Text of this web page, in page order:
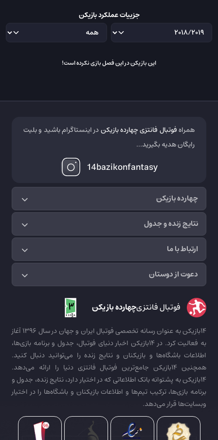
جزییات عملکرد بازیکن
این بازیکن در این فصل بازی نکرده است!
چهارده بازیکن
نتایج زنده و جدول
ارتباط با ما
دعوت از دوستان
همراهفوتبال فانتزی چهارده بازیکندر اینستاگرام باشید و بلیت
رایگان هدیه بگیرید...
14bazikonfantasy
فوتبال فانتزیچهارده بازیکن
14بازیکن به عنوان رسانه تخصصی فوتبال ایران و جهان در سال 1396 آغاز
به فعالیت کرد. در 14بازیکن اخبار دنیای فوتبال، جدول و برنامه بازی‌ها،
اطلاعات باشگاه‌ها و بازیکنان و نتایج زنده را می‌توانید دنبال کنید.
همچنین 14بازیکن جامع‌ترین فوتبال فانتزی دنیا را ارائه می‌دهد.
14بازیکن به پشتوانه بانک اطلاعاتی که در اختیار دارد، نتایج زنده، جدول و
برنامه بازی‌ها، ترکیب تیم‌ها و اطلاعات بازیکنان و باشگاه‌ها را در اختیار
وبسایت‌ها قرار می‌دهد.